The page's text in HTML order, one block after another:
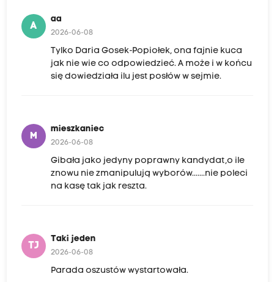
A
aa
2026-06-08
Tylko Daria Gosek-Popiołek, ona fajnie kuca
jak nie wie co odpowiedzieć. A może i w końcu
się dowiedziała ilu jest posłów w sejmie.
M
mieszkaniec
2026-06-08
Gibała jako jedyny poprawny kandydat,o ile
znowu nie zmanipulują wyborów.......nie poleci
na kasę tak jak reszta.
TJ
Taki jeden
2026-06-08
Parada oszustów wystartowała.